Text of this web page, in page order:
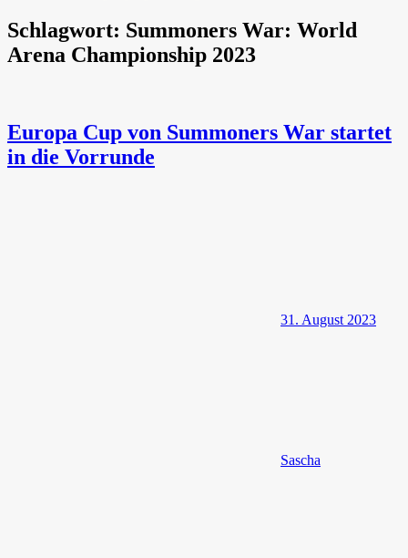
Schlagwort: Summoners War: World
Arena Championship 2023
Europa Cup von Summoners War startet
in die Vorrunde
31. August 2023
Sascha